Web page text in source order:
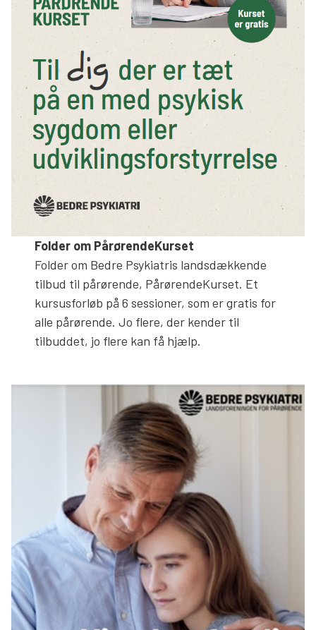
Folder om PårørendeKurset
Folder om Bedre Psykiatris landsdækkende
tilbud til pårørende, PårørendeKurset. Et
kursusforløb på 6 sessioner, som er gratis for
alle pårørende. Jo flere, der kender til
tilbuddet, jo flere kan få hjælp.